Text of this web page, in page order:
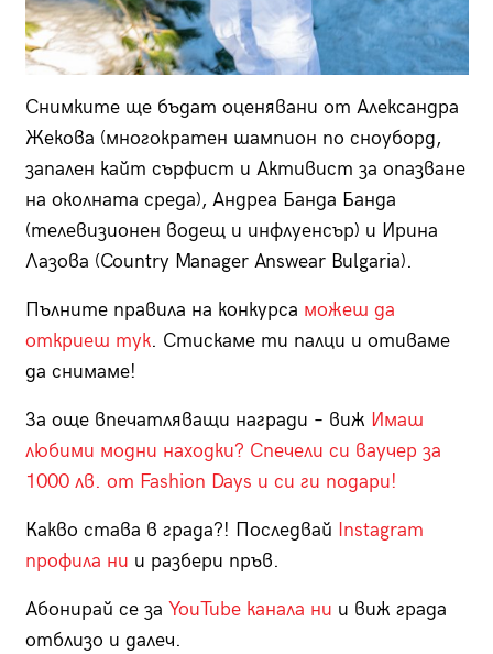
Снимките ще бъдат оценявани от Александра
Жекова (многократен шампион по сноуборд,
запален кайт сърфист и Активист за опазване
на околната среда), Андреа Банда Банда
(телевизионен водещ и инфлуенсър) и Ирина
Лазова (Country Manager Answear Bulgaria).
Пълните правила на конкурса можеш да
откриеш тук. Стискаме ти палци и отиваме
да снимаме!
За още впечатляващи награди – виж Имаш
любими модни находки? Спечели си ваучер за
1000 лв. от Fashion Days и си ги подари!
Какво става в града?! Последвай Instagram
профила ни и разбери пръв.
Абонирай се за YouTube канала ни и виж града
отблизо и далеч.